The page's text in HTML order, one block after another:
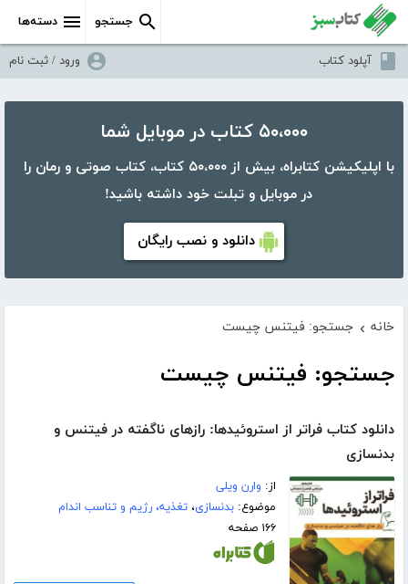
دسته‌ها جستجو
آپلود کتاب ورود / ثبت نام
۵۰،۰۰۰ کتاب در موبایل شما
با اپلیکیشن کتابراه، بیش از ۵۰،۰۰۰ کتاب، کتاب صوتی و رمان را
در موبایل و تبلت خود داشته باشید!
دانلود و نصب رایگان
خانه › جستجو: فیتنس چیست
جستجو: فیتنس چیست
دانلود کتاب فراتر از استروئیدها: رازهای ناگفته در فیتنس و
بدنسازی
از: وارن ویلی
موضوع:بدنسازی،تغذیه، رژیم و تناسب اندام
۱۶۶ صفحه